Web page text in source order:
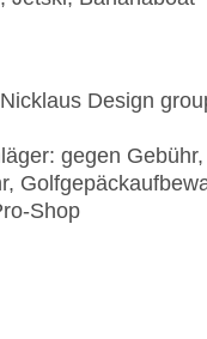
Design
gegen
Shop